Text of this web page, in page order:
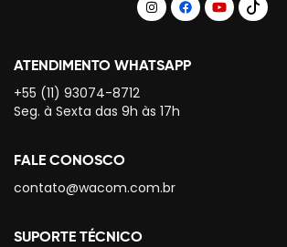
ATENDIMENTO WHATSAPP
+55 (11) 93074-8712
Seg. à Sexta das 9h às 17h
FALE CONOSCO
contato@wacom.com.br
SUPORTE TÉCNICO